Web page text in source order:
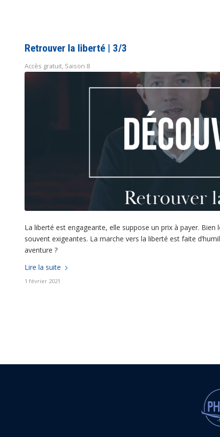
Retrouver la liberté | 3/3
Accès gratuit, Saison 8
La liberté est engageante, elle suppose un prix à payer.
souvent exigeantes. La marche vers la liberté est faite
aventure ?
Lire la suite
1 février 2021